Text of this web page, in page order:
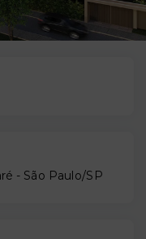
- São Paulo/SP